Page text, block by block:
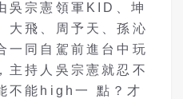
吳宗憲領軍KID、坤
大飛、周予天、孫沁
一同自駕前進台中玩
主持人吳宗憲就忍不
不能high一 點？才